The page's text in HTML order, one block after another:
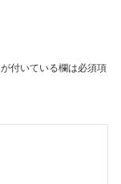
が付いている欄は必須項